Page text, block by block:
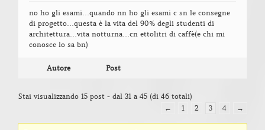
no ho gli esami…quando nn ho gli esami c sn le consegne
di progetto…questa è la vita del 90% degli studenti di
architettura…vita notturna…cn ettolitri di caffè(e chi mi
conosce lo sa bn)
Autore Post
Stai visualizzando 15 post - dal 31 a 45 (di 46 totali)
←
1 2 3 4 →